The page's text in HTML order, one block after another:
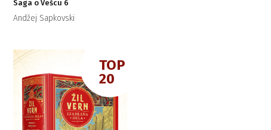
Saga o Vešcu 6
Andžej Sapkovski
TOP
20